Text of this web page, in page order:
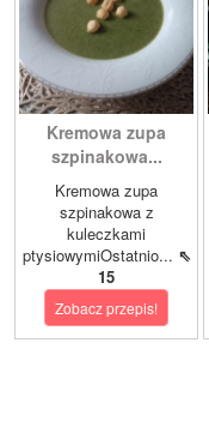
Kremowa zupa
szpinakowa...
Kremowa zupa
szpinakowa z
kuleczkami
ptysiowymiOstatnio... ⇖
15
Zobacz przepis!